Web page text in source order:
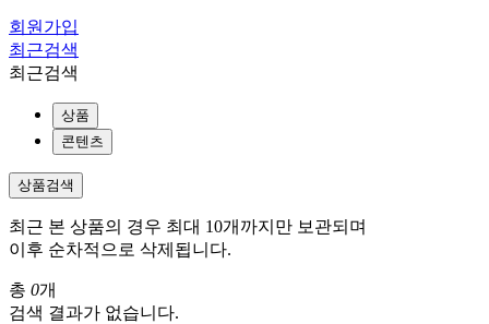
회원가입
최근검색
최근검색
상품
콘텐츠
상품검색
최근 본 상품의 경우 최대 10개까지만 보관되며
이후 순차적으로 삭제됩니다.
총 0개
검색 결과가 없습니다.